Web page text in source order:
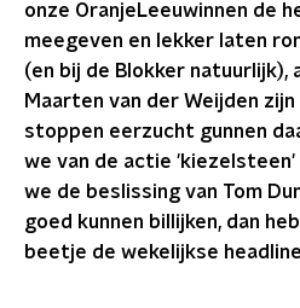
onze OranjeLeeuwinnen de
meegeven en lekker laten
(en bij de Blokker natuurlijk),
Maarten van der Weijden
stoppen eerzucht gunnen
we van de actie 'kiezelsteen'
we de beslissing van Tom
goed kunnen billijken, dan
beetje de wekelijkse